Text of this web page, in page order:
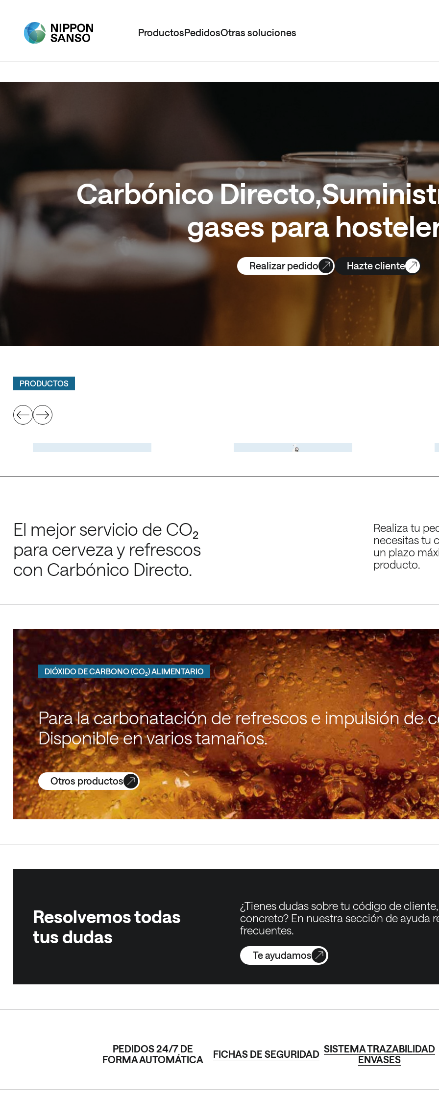
ProductosPedidosOtras soluciones
Carbónico
gases para
Realizar pedido Hazte cliente
PRODUCTOS
El mejor servicio de CO₂
para cerveza y refrescos
con Carbónico Directo.
Realiza tu
necesitas tu
un plazo
producto.
DIÓXIDO DE CARBONO (CO₂) ALIMENTARIO
Para la carbonatación de refrescos e impulsión de
Disponible en varios tamaños.
Otros productos
Resolvemos todas
tus dudas
¿Tienes dudas sobre tu código de
concreto? En nuestra sección de ayuda
frecuentes.
Te ayudamos
PEDIDOS 24/7 DE
FORMA AUTOMÁTICA
FICHAS DE SEGURIDAD SISTEMA TRAZABILIDAD
ENVASES